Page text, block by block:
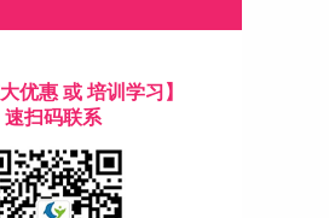
优惠 或 培训学习】
速扫码联系